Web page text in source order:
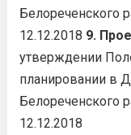
Белореченского
12.12.2018 9.
утверждении
планировании в
Белореченского
12.12.2018